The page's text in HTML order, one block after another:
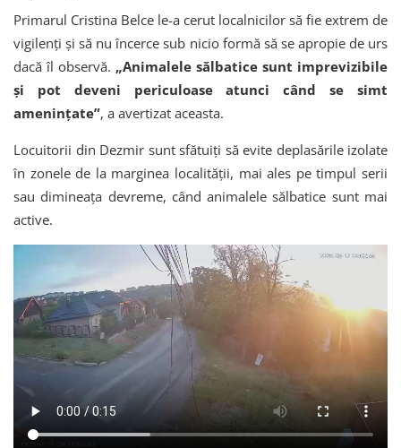
Primarul Cristina Belce le-a cerut localnicilor să fie extrem de
vigilenți și să nu încerce sub nicio formă să se apropie de urs
dacă îl observă. „Animalele sălbatice sunt imprevizibile
și pot deveni periculoase atunci când se simt
amenințate”, a avertizat aceasta.
Locuitorii din Dezmir sunt sfătuiți să evite deplasările izolate
în zonele de la marginea localității, mai ales pe timpul serii
sau dimineața devreme, când animalele sălbatice sunt mai
active.